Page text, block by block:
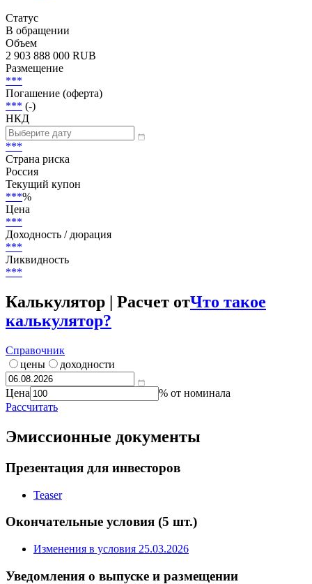
Эксперт РА
|***
***
Статус
В обращении
Объем
2 903 888 000 RUB
Размещение
***
Погашение (оферта)
***
НКД
***
Страна риска
Россия
Текущий купон
***
Цена
***
***
Ликвидность
***
Калькулятор | Расчет от
калькулятор?
Справочник
цены
Цена
% от номинала
Презентация для инвесторов
Teaser
Окончательные условия